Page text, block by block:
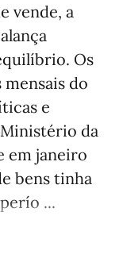
vende, a
Os
do
e
da
em janeiro
bens tinha
...